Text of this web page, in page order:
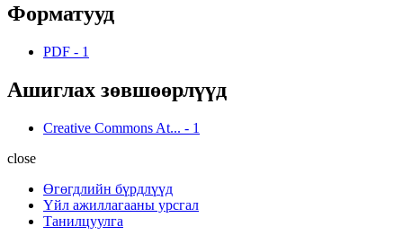
Форматууд
PDF - 1
Ашиглах зөвшөөрлүүд
Creative Commons At... - 1
close
Өгөгдлийн бүрдлүүд
Үйл ажиллагааны урсгал
Танилцуулга